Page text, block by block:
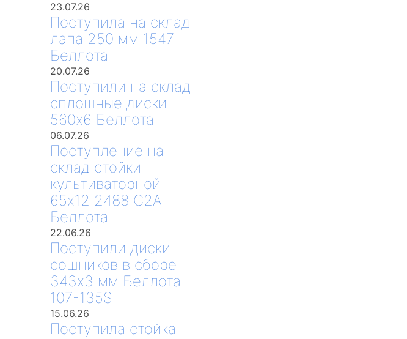
23.07.26
Поступила на склад
лапа 250 мм 1547
Беллота
20.07.26
Поступили на склад
сплошные диски
560х6 Беллота
06.07.26
Поступление на
склад стойки
культиваторной
65х12 2488 С2А
Беллота
22.06.26
Поступили диски
сошников в сборе
343х3 мм Беллота
107-135S
15.06.26
Поступила стойка